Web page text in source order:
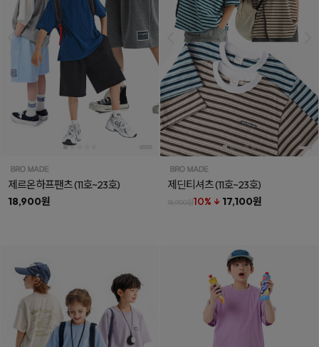
제르온하프팬츠(11호~23호)
18,900원
제딘티셔츠(11호~23호)
18,900원10% ↓ 17,100원